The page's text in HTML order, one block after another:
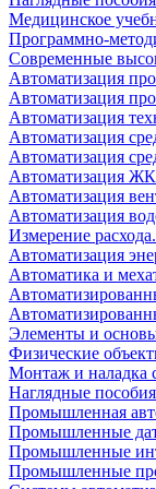
Медицинское
Программно-
Современные
Автоматизация
Автоматизация
Автоматизация
Автоматизация
Автоматизация
Автоматизация
Автоматизация
Автоматизация
Измерение
Автоматизация
Автоматика и
Элементы и
Физические
Монтаж и наладка
Наглядные
Промышленная
Промышленные
Промышленные
Промышленные